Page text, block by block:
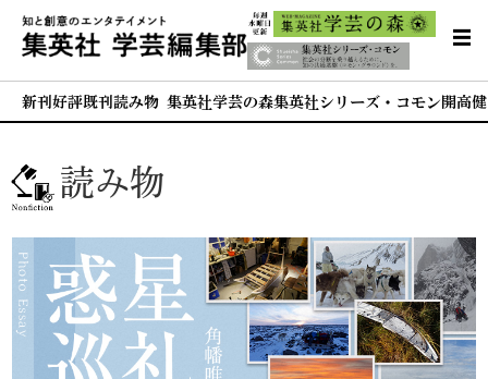
新刊 好評既刊 読み物 集英社学芸の森集英社シリーズ・コモン 開高
読み物